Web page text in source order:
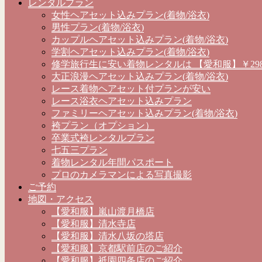
レンタルプラン
女性ヘアセット込みプラン(着物/浴衣)
男性プラン(着物/浴衣)
カップルヘアセット込みプラン(着物/浴衣)
学割ヘアセット込みプラン(着物/浴衣)
修学旅行生に安い着物レンタルは 【愛和服】￥
大正浪漫ヘアセット込みプラン(着物/浴衣)
レース着物ヘアセット付プランが安い
レース浴衣ヘアセット込みプラン
ファミリーヘアセット込みプラン(着物/浴衣)
袴プラン（オプション）
卒業式袴レンタルプラン
七五三プラン
着物レンタル年間パスポート
プロのカメラマンによる写真撮影
ご予約
地図・アクセス
【愛和服】嵐山渡月橋店
【愛和服】清水寺店
【愛和服】清水八坂の塔店
【愛和服】京都駅前店のご紹介